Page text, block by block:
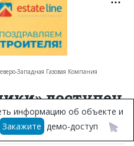
Западная Газовая Компания
доступен
информацию об объекте и
Закажите демо-доступ